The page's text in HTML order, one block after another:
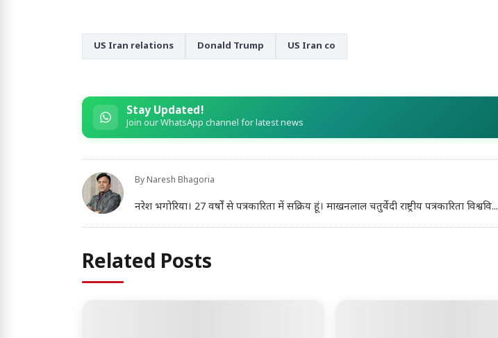
US Iran relations Donald Trump US Iran co
Stay Updated!
Join our WhatsApp channel for latest news
By Naresh Bhagoria
नरेश भगोरिया। 27 वर्षों से पत्रकारिता में सक्रिय हूं। माखनलाल चतुर्वेदी राष्ट्रीय पत्रकारिता विश्ववि...
Related Posts